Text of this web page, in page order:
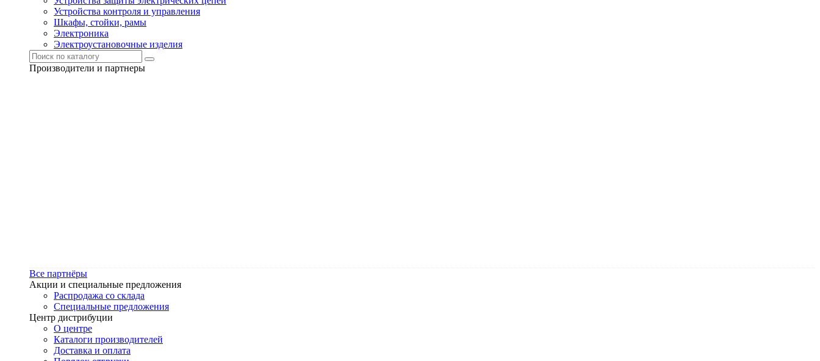
Устройства контроля и управления
Шкафы, стойки, рамы
Электроника
Электроустановочные изделия
Производители и партнеры
Все партнёры
Акции и специальные предложения
Распродажа со склада
Специальные предложения
Центр дистрибуции
О центре
Каталоги производителей
Доставка и оплата